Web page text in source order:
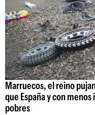
Marruecos, el reino
que España y con
pobres